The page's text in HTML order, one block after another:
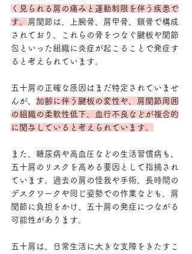
く見られる肩の痛みと運動制限を伴う疾患で
す。 肩関節は、上腕骨、肩甲骨、鎖骨で構成
されており、これらの骨をつなぐ腱板や関節
包といった組織に炎症が起こることで発症す
ると考えられています。
五十肩の正確な原因はまだ特定されていませ
んが、 加齢に伴う腱板の変性や、肩関節周囲
の組織の柔軟性低下、血行不良などが複合的
に関与していると考えられています。
また、糖尿病や高血圧などの生活習慣病も、
五十肩のリスクを高める要因として指摘され
ています。過去の肩の怪我や手術、長時間の
デスクワークや同じ姿勢での作業なども、肩
関節に負担をかけ、五十肩の発症につながる
可能性があります。
五十肩は、日常生活に大きな支障をきたすこ